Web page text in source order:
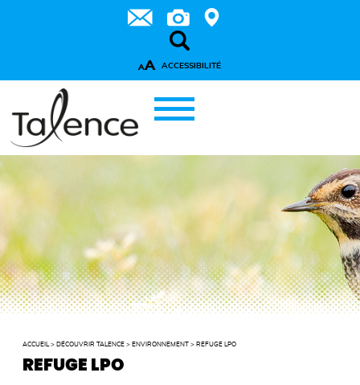
AA ACCESSIBILITÉ
ACCUEIL > DÉCOUVRIR TALENCE > ENVIRONNEMENT > REFUGE LPO
REFUGE LPO